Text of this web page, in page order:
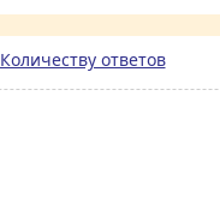
Количеству ответов